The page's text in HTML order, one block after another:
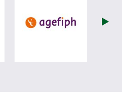
visiter les site de Ministère du travail
visiter les